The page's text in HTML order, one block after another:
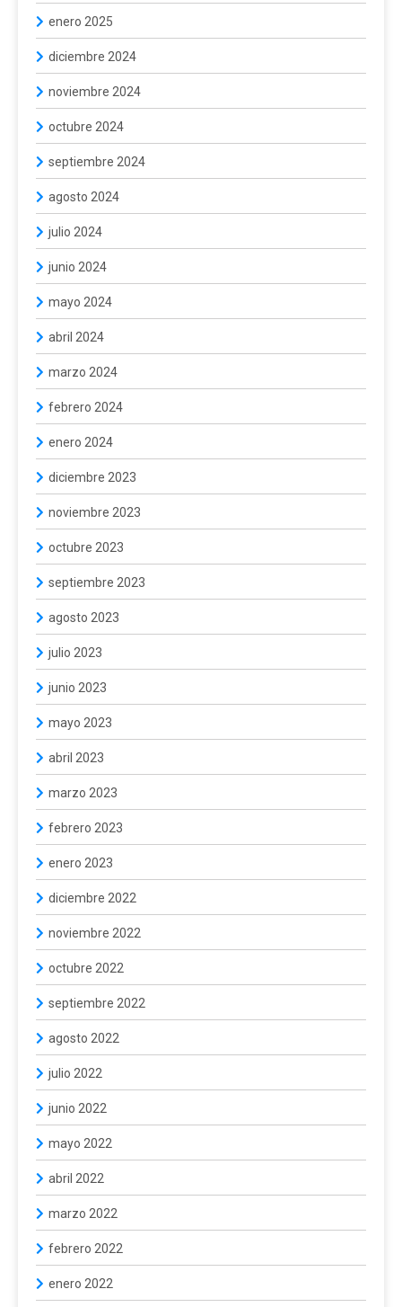
enero 2025
diciembre 2024
noviembre 2024
octubre 2024
septiembre 2024
agosto 2024
julio 2024
junio 2024
mayo 2024
abril 2024
marzo 2024
febrero 2024
enero 2024
diciembre 2023
noviembre 2023
octubre 2023
septiembre 2023
agosto 2023
julio 2023
junio 2023
mayo 2023
abril 2023
marzo 2023
febrero 2023
enero 2023
diciembre 2022
noviembre 2022
octubre 2022
septiembre 2022
agosto 2022
julio 2022
junio 2022
mayo 2022
abril 2022
marzo 2022
febrero 2022
enero 2022